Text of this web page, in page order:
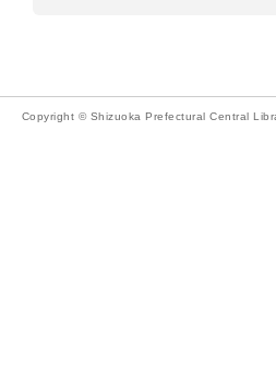
Copyright © Shizuoka Prefectural Central